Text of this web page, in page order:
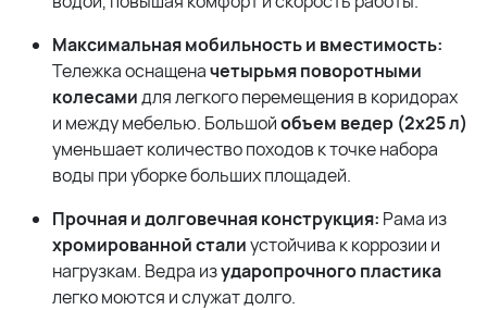
Максимальная мобильность и вместимость:
Тележка оснащеначетырьмя поворотными
колесамидля легкого перемещения в коридорах
и между мебелью. Большойобъем ведер (2x25 л)
уменьшает количество походов к точке набора
воды при уборке больших площадей.
Прочная и долговечная конструкция: Рама из
хромированной сталиустойчива к коррозии и
нагрузкам. Ведра изударопрочного пластика
легко моются и служат долго.